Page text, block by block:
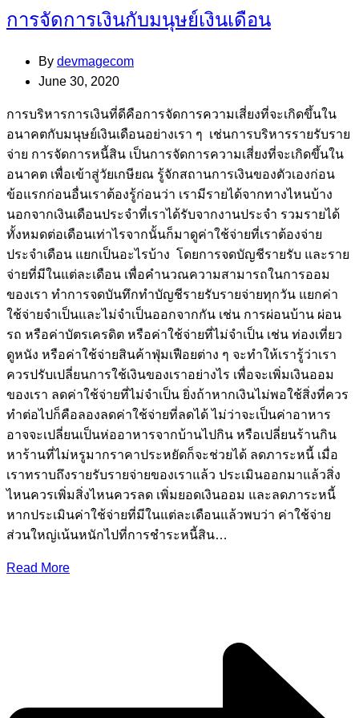
การจัดการเงินกับมนุษย์เงินเดือน
By devmagecom
June 30, 2020
การบริหารการเงินที่ดีคือการจัดการความเสี่ยงที่จะเกิดขึ้นใน
อนาคตกับมนุษย์เงินเดือนอย่างเรา ๆ เช่นการบริหารรายรับราย
จ่าย การจัดการหนี้สิน เป็นการจัดการความเสี่ยงที่จะเกิดขึ้นใน
อนาคต เพื่อเข้าสู่วัยเกษียณ รู้จักสถานการเงินของตัวเองก่อน
ข้อแรกก่อนอื่นเราต้องรู้ก่อนว่า เรามีรายได้จากทางไหนบ้าง
นอกจากเงินเดือนประจำที่เราได้รับจากงานประจำ รวมรายได้
ทั้งหมดต่อเดือนเท่าไรจากนั้นก็มาดูค่าใช้จ่ายที่เราต้องจ่าย
ประจำเดือน แยกเป็นอะไรบ้าง โดยการจดบัญชีรายรับ และราย
จ่ายที่มีในแต่ละเดือน เพื่อคำนวณความสามารถในการออม
ของเรา ทำการจดบันทึกทำบัญชีรายรับรายจ่ายทุกวัน แยกค่า
ใช้จ่ายจำเป็นและไม่จำเป็นออกจากกัน เช่น การผ่อนบ้าน ผ่อน
รถ หรือค่าบัตรเครดิต หรือค่าใช้จ่ายที่ไม่จำเป็น เช่น ท่องเที่ยว
ดูหนัง หรือค่าใช้จ่ายสินค้าฟุ่มเฟือยต่าง ๆ จะทำให้เรารู้ว่าเรา
ควรปรับเปลี่ยนการใช้เงินของเราอย่างไร เพื่อจะเพิ่มเงินออม
ของเรา ลดค่าใช้จ่ายที่ไม่จำเป็น ยิ่งถ้าหากเงินไม่พอใช้สิ่งที่ควร
ทำต่อไปก็คือลองลดค่าใช้จ่ายที่ลดได้ ไม่ว่าจะเป็นค่าอาหาร
อาจจะเปลี่ยนเป็นห่ออาหารจากบ้านไปกิน หรือเปลี่ยนร้านกิน
หาร้านที่ไม่หรูมากราคาประหยัดก็จะช่วยได้ ลดภาระหนี้ เมื่อ
เราทราบถึงรายรับรายจ่ายของเราแล้ว ประเมินออกมาแล้วสิ่ง
ไหนควรเพิ่มสิ่งไหนควรลด เพิ่มยอดเงินออม และลดภาระหนี้
หากประเมินค่าใช้จ่ายที่มีในแต่ละเดือนแล้วพบว่า ค่าใช้จ่าย
ส่วนใหญ่เน้นหนักไปที่การชำระหนี้สิน…
Read More